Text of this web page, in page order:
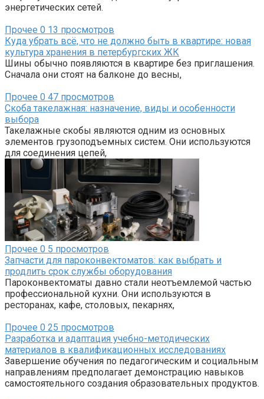
энергетических сетей.
Прочее 0 13 просмотров
Куда убрать всё, что не должно быть в квартире: новая
культура хранения в петербургских ЖК
Шины обычно появляются в квартире без приглашения.
Сначала они стоят на балконе до весны,
Прочее 0 47 просмотров
Скоба такелажная: назначение, виды и особенности
выбора
Такелажные скобы являются одним из основных
элементов грузоподъемных систем. Они используются
для соединения цепей,
Прочее 0 5 просмотров
Запчасти для пароконвектоматов: как выбрать и
продлить срок службы оборудования
Пароконвектоматы давно стали неотъемлемой частью
профессиональной кухни. Они используются в
ресторанах, кафе, столовых, пекарнях,
Прочее 0 25 просмотров
Разработка и адаптация учебно-методических
материалов в квалификационных исследованиях
Завершение обучения по педагогическим и социальным
направлениям предполагает демонстрацию навыков
самостоятельного создания образовательных продуктов.